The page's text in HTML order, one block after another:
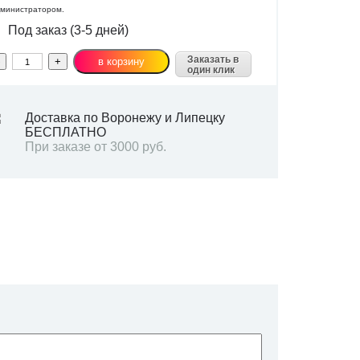
Под заказ (3-5 дней)
Заказать в
один клик
Доставка по Воронежу и Липецку
БЕСПЛАТНО
При заказе от 3000 руб.